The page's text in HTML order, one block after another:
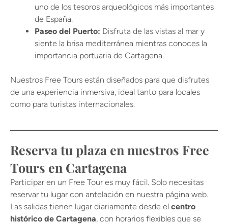
uno de los tesoros arqueológicos más importantes
de España.
Paseo del Puerto: Disfruta de las vistas al mar y
siente la brisa mediterránea mientras conoces la
importancia portuaria de Cartagena.
Nuestros Free Tours están diseñados para que disfrutes
de una experiencia inmersiva, ideal tanto para locales
como para turistas internacionales.
Reserva tu plaza en nuestros Free
Tours en Cartagena
Participar en un Free Tour es muy fácil. Solo necesitas
reservar tu lugar con antelación en nuestra página web.
Las salidas tienen lugar diariamente desde el centro
histórico de Cartagena, con horarios flexibles que se